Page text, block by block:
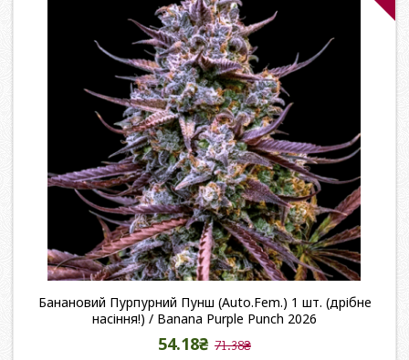
Банановий Пурпурний Пунш (Auto.Fem.) 1 шт. (дрібне
насіння!) / Banana Purple Punch 2026
54.18₴ 71.38₴